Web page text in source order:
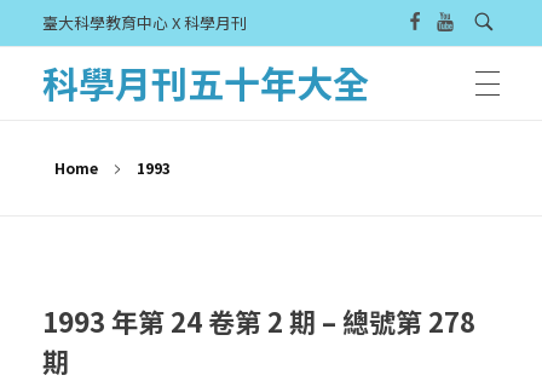
臺大科學教育中心 X 科學月刊
科學月刊五十年大全
Home 1993
1993 年第 24 卷第 2 期 – 總號第 278
期